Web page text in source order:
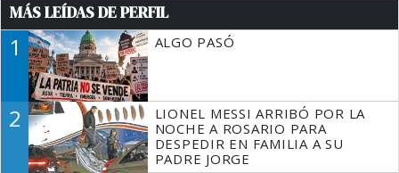
MÁS LEÍDAS DE PERFIL
1 ALGO PASÓ
2
LIONEL MESSI ARRIBÓ POR LA
NOCHE A ROSARIO PARA
DESPEDIR EN FAMILIA A SU
PADRE JORGE